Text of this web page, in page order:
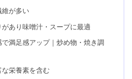
維が多い
あり味噌汁・スープに最適
満足感アップ｜炒め物・焼き調
栄養素を含む